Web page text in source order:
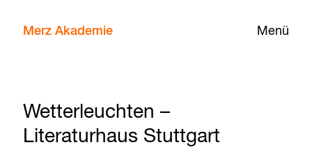
Menü
Merz Akademie
Wetterleuchten –
Literaturhaus Stuttgart